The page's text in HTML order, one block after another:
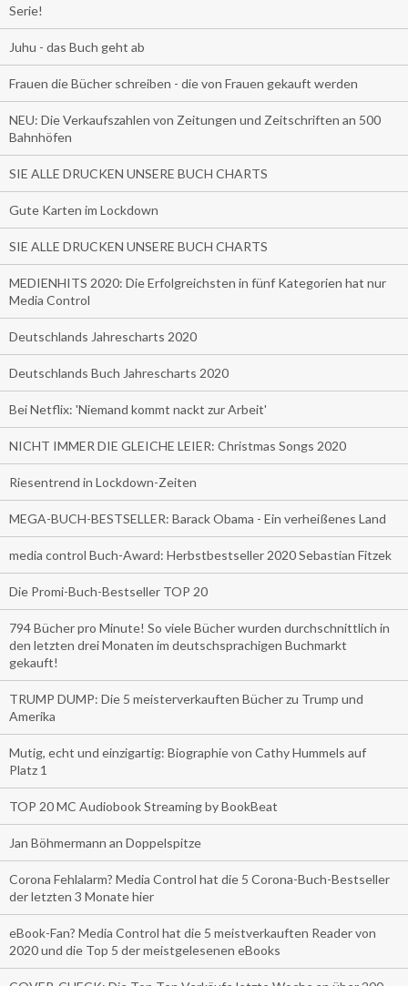
Serie!
Juhu - das Buch geht ab
Frauen die Bücher schreiben - die von Frauen gekauft werden
NEU: Die Verkaufszahlen von Zeitungen und Zeitschriften an 500
Bahnhöfen
SIE ALLE DRUCKEN UNSERE BUCH CHARTS
Gute Karten im Lockdown
SIE ALLE DRUCKEN UNSERE BUCH CHARTS
MEDIENHITS 2020: Die Erfolgreichsten in fünf Kategorien hat nur
Media Control
Deutschlands Jahrescharts 2020
Deutschlands Buch Jahrescharts 2020
Bei Netflix: 'Niemand kommt nackt zur Arbeit'
NICHT IMMER DIE GLEICHE LEIER: Christmas Songs 2020
Riesentrend in Lockdown-Zeiten
MEGA-BUCH-BESTSELLER: Barack Obama - Ein verheißenes Land
media control Buch-Award: Herbstbestseller 2020 Sebastian Fitzek
Die Promi-Buch-Bestseller TOP 20
794 Bücher pro Minute! So viele Bücher wurden durchschnittlich in
den letzten drei Monaten im deutschsprachigen Buchmarkt
gekauft!
TRUMP DUMP: Die 5 meisterverkauften Bücher zu Trump und
Amerika
Mutig, echt und einzigartig: Biographie von Cathy Hummels auf
Platz 1
TOP 20 MC Audiobook Streaming by BookBeat
Jan Böhmermann an Doppelspitze
Corona Fehlalarm? Media Control hat die 5 Corona-Buch-Bestseller
der letzten 3 Monate hier
eBook-Fan? Media Control hat die 5 meistverkauften Reader von
2020 und die Top 5 der meistgelesenen eBooks